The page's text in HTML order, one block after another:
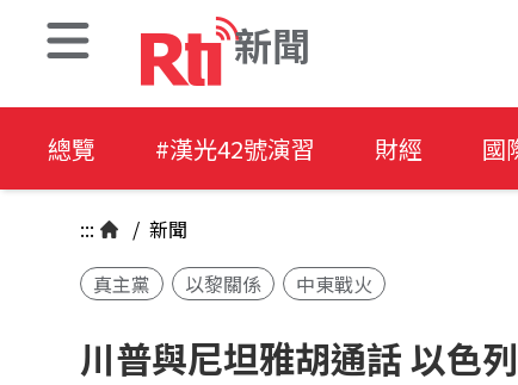
新聞
總覽 #漢光42號演習 財經 國
::: / 新聞
真主黨
以黎關係 中東戰火
川普與尼坦雅胡通話 以色